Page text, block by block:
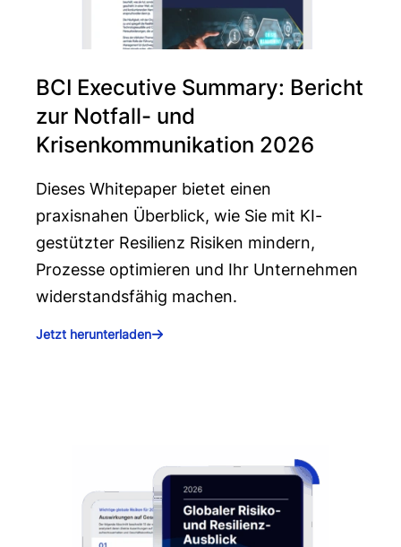
BCI Executive Summary: Bericht
zur Notfall- und
Krisenkommunikation 2026
Dieses Whitepaper bietet einen
praxisnahen Überblick, wie Sie mit KI-
gestützter Resilienz Risiken mindern,
Prozesse optimieren und Ihr Unternehmen
widerstandsfähig machen.
Jetzt herunterladen